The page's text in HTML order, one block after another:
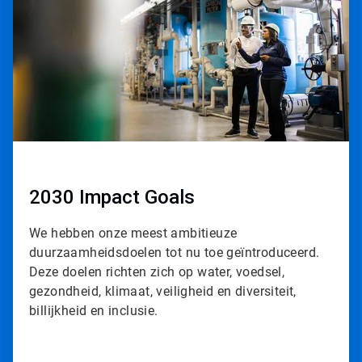
T
ˑ
2030 Impact Goals
We hebben onze meest ambitieuze
duurzaamheidsdoelen tot nu toe geïntroduceerd.
Deze doelen richten zich op water, voedsel,
gezondheid, klimaat, veiligheid en diversiteit,
billijkheid en inclusie.